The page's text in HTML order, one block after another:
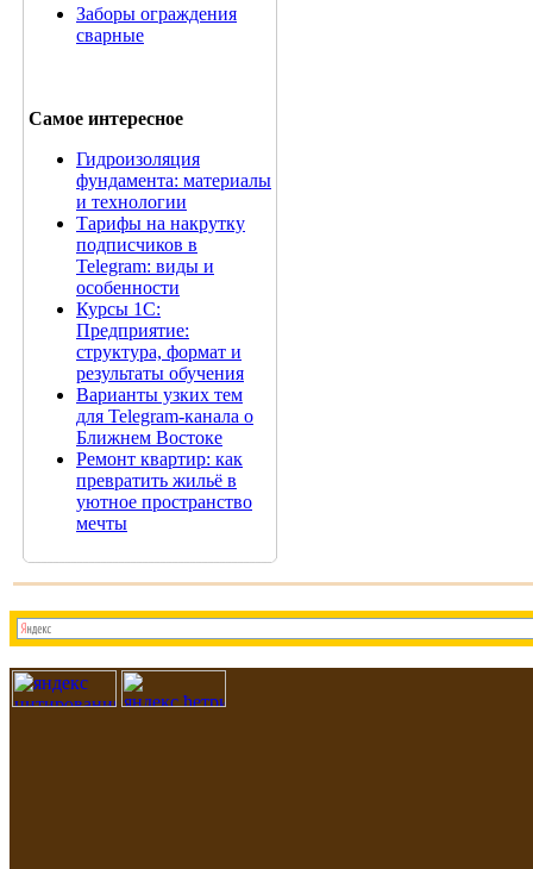
Заборы ограждения
сварные
Самое интересное
Гидроизоляция
фундамента: материалы
и технологии
Тарифы на накрутку
подписчиков в
Telegram: виды и
особенности
Курсы 1С:
Предприятие:
структура, формат и
результаты обучения
Варианты узких тем
для Telegram-канала о
Ближнем Востоке
Ремонт квартир: как
превратить жильё в
уютное пространство
мечты